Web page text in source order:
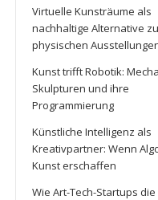
Virtuelle Kunsträume als
nachhaltige Alternative zu
physischen
Kunst trifft Robotik:
Skulpturen und ihre
Programmierung
Künstliche Intelligenz als
Kreativpartner: Wenn
Kunst erschaffen
Wie Art-Tech-Startups die